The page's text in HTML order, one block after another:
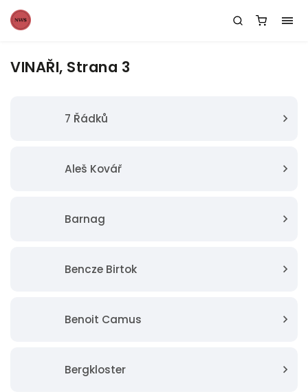
VINAŘI, Strana 3
7 Řádků
Aleš Kovář
Barnag
Bencze Birtok
Benoit Camus
Bergkloster